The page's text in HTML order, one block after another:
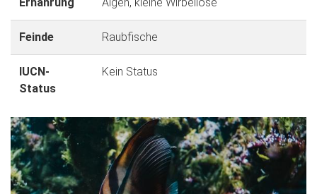
Feinde Raubfische
IUCN-
Status
Kein Status